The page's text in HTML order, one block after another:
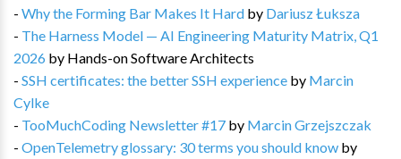
- Why the Forming Bar Makes It Hard by Dariusz Łuksza
- The Harness Model — AI Engineering Maturity Matrix, Q1
2026 by Hands-on Software Architects
- SSH certificates: the better SSH experience by Marcin
Cylke
- TooMuchCoding Newsletter #17 by Marcin Grzejszczak
- OpenTelemetry glossary: 30 terms you should know by